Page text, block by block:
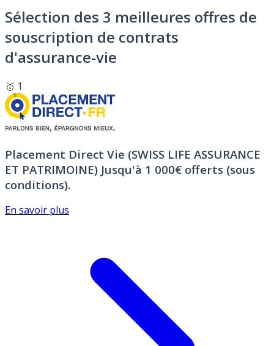
Sélection des 3 meilleures offres de
souscription de contrats
d'assurance-vie
🥇 1
Placement Direct Vie (SWISS LIFE ASSURANCE
ET PATRIMOINE) Jusqu'à 1 000€ offerts (sous
conditions).
En savoir plus